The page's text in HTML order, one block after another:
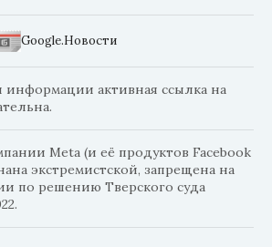
Google.Новости
активная ссылка на
Meta (и её продуктов Facebook
экстремистской, запрещена на
по решению Тверского суда